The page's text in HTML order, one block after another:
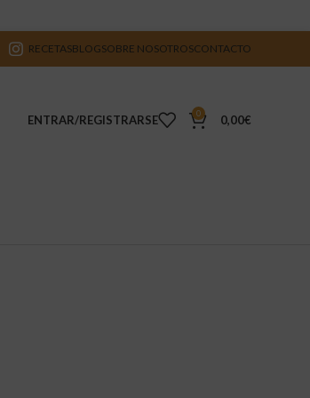
RECETASBLOGSOBRE NOSOTROSCONTACTO
ENTRAR/REGISTRARSE 0 0,00€